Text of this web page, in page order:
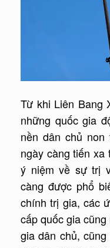
Từ khi Liên Bang
những quốc gia
nền dân chủ
ngày càng tiến
ý niệm về sự trị
càng được phổ
chính trị gia, các
cấp quốc gia
gia dân chủ,